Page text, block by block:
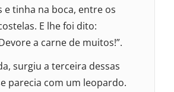
e tinha na boca, entre os
E lhe foi dito:
a carne de muitos!”.
surgiu a terceira dessas
parecia com um leopardo.